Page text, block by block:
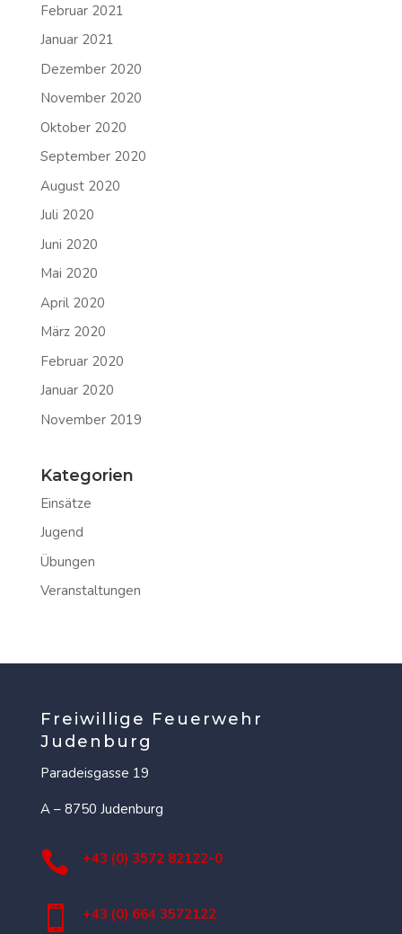
Februar 2021
Januar 2021
Dezember 2020
November 2020
Oktober 2020
September 2020
August 2020
Juli 2020
Juni 2020
Mai 2020
April 2020
März 2020
Februar 2020
Januar 2020
November 2019
Kategorien
Einsätze
Jugend
Übungen
Veranstaltungen
Freiwillige Feuerwehr
Judenburg
Paradeisgasse 19
A – 8750 Judenburg
 +43 (0) 3572 82122-0
 +43 (0) 664 3572122